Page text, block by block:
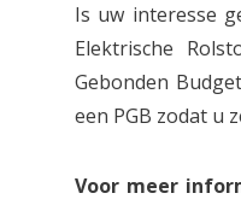
Is uw interesse
Elektrische
Gebonden
een PGB zodat u
Voor meer